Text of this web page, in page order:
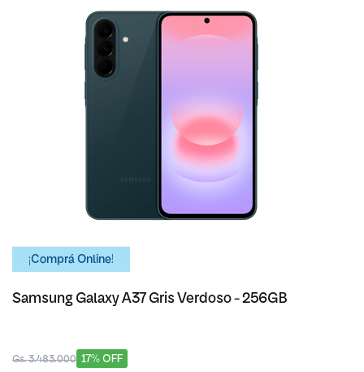
¡Comprá Online!
Samsung Galaxy A37 Gris Verdoso - 256GB
17% OFF
Gs. 3.483.000